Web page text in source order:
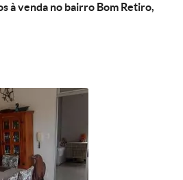
à venda no bairro Bom Retiro,